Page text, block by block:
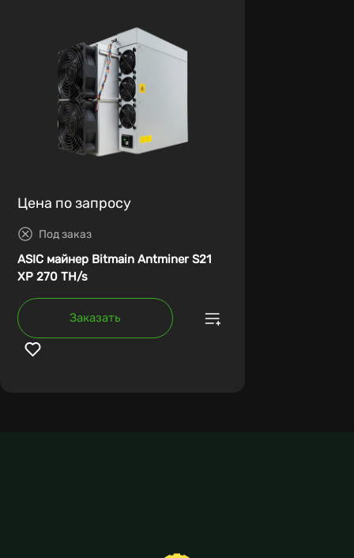
Цена по запросу
Под заказ
ASIC майнер Bitmain Antminer S21
XP 270 TH/s
Заказать